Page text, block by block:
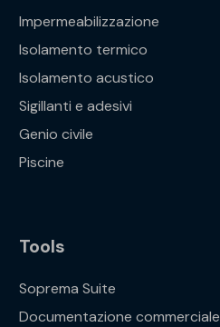
Impermeabilizzazione
Isolamento termico
Isolamento acustico
Sigillanti e adesivi
Genio civile
Piscine
Tools
Soprema Suite
Documentazione commerciale